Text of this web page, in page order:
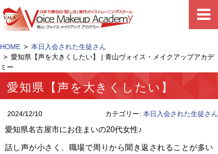
HOME
本日入会された生徒さん
愛知県【声を大きくしたい】 | 青山ヴォイス・メイクアップアカデ
ミー
愛知県【声を大きくしたい】
2024/12/10 カテゴリー: 本日入会された生徒さん
愛知県名古屋市にお住まいの20代女性♪
話し声が小さく、職場で周りから聞き返されることが多い